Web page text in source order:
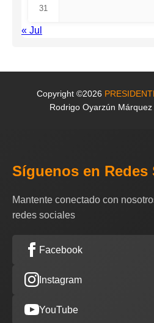
31
« Jul
Copyright ©2026
Rodrigo Oyarzún Márquez
Síguenos en Redes
Mantente conectado con
redes sociales
Facebook
Instagram
YouTube